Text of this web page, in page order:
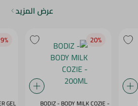
عرض المزيد
20‎%‎
BODIZ - BODY MILK COZIE -
GEL